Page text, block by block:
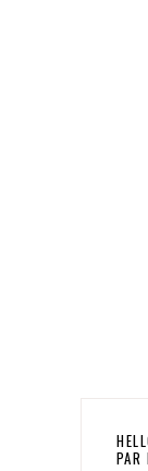
PAR